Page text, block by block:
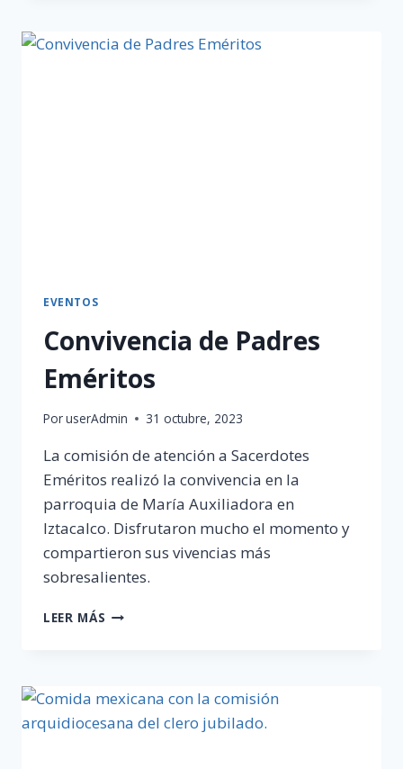
EVENTOS
Convivencia de Padres
Eméritos
PoruserAdmin 31 octubre, 2023
La comisión de atención a Sacerdotes
Eméritos realizó la convivencia en la
parroquia de María Auxiliadora en
Iztacalco. Disfrutaron mucho el momento y
compartieron sus vivencias más
sobresalientes.
LEER MÁS CONVIVENCIA